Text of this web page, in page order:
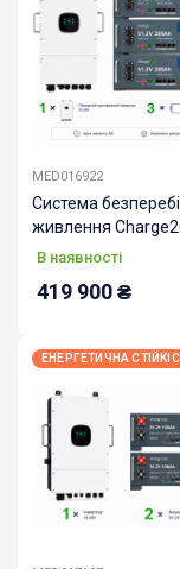
MED016922
Система
живлення
10000.600.112
В наявності
419 900₴
ЕНЕРГЕТИЧНА